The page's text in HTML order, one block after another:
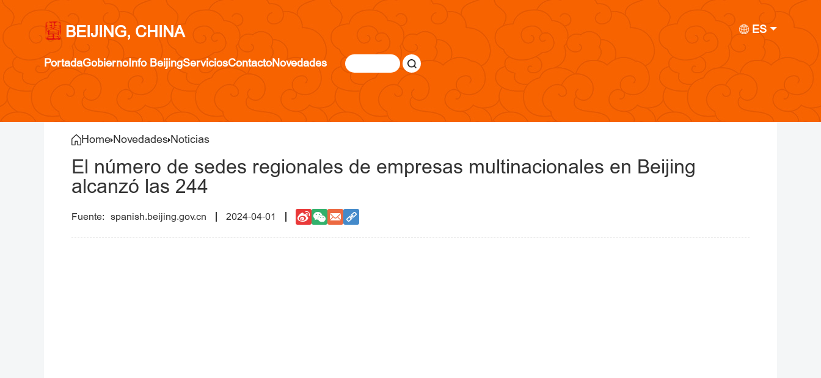
BEIJING, CHINA ES
PortadaGobiernoInfo BeijingServiciosContactoNovedades
Home Novedades Noticias
El número de sedes regionales de empresas multinacionales en Beijing
alcanzó las 244
spanish.beijing.gov.cn 2024-04-01